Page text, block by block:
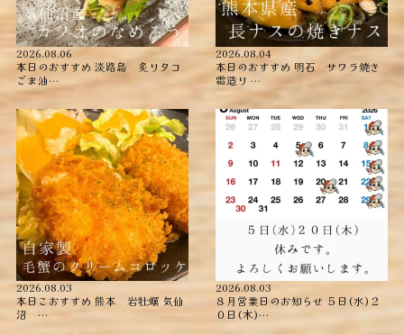
2026.08.06
本日のおすすめ ︎淡路島 炙りタコ
ごま油…
2026.08.04
本日のおすすめ ︎明石 サワラ焼き
霜造り …
2026.08.03
本日こおすすめ ︎熊本 岩牡蠣 ︎気仙
沼 …
2026.08.03
８月営業日のお知らせ ５日(水)２
０日(木)…